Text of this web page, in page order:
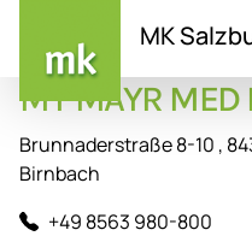
Inhalt
MK
MY MAYR
Brunnaderstraße 8-10 ,
Birnbach
+49 8563 980-800